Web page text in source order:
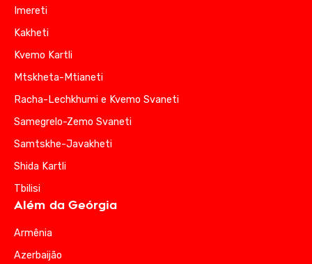
Imereti
Kakheti
Kvemo Kartli
Mtskheta-Mtianeti
Racha-Lechkhumi e Kvemo Svaneti
Samegrelo-Zemo Svaneti
Samtskhe-Javakheti
Shida Kartli
Tbilisi
Além da Geórgia
Armênia
Azerbaijão